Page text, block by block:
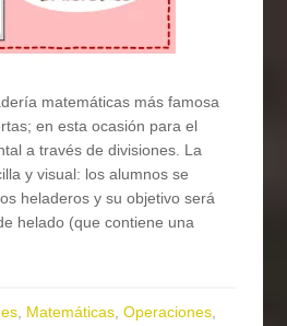
matemáticas más famosa
en esta ocasión para el
a través de divisiones. La
y visual: los alumnos se
heladeros y su objetivo será
helado (que contiene una
, Matemáticas,Operaciones,